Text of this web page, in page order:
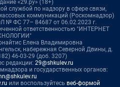
«29.ру» (18+)
службой по надзору в сфере связи,
коммуникаций (Роскомнадзор)
№ ФС 77– 84687 от 06.02.2023 г.
ответственностью "ИНТЕРНЕТ
Елена Владимировна
набережная Северной Двины, д.
46-03-29 (доб. 3207)
редакции: 29@shkulev.ru
и государственных органов:
или воспользуйтесь веб-формой